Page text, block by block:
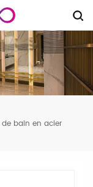
bain en acier